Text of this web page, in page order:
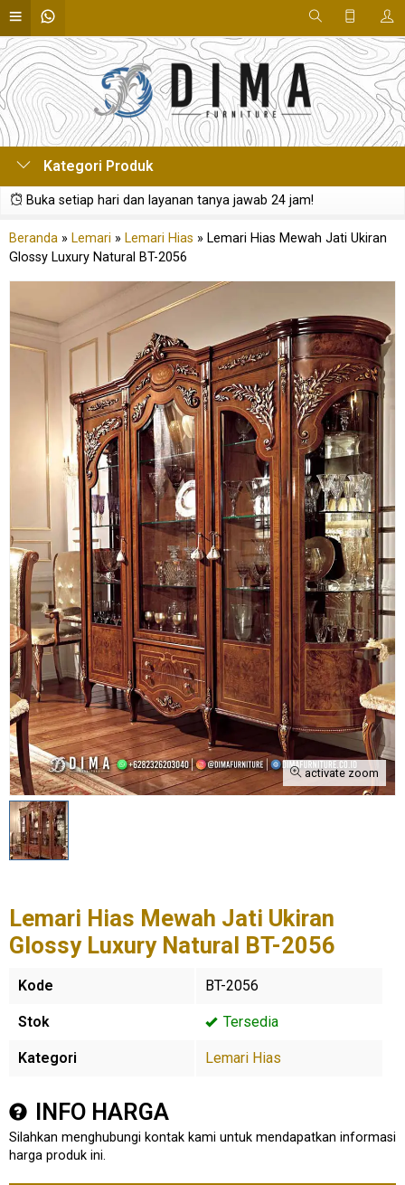
Kategori Produk
Buka setiap hari dan layanan tanya jawab 24 jam!
Beranda » Lemari » Lemari Hias » Lemari Hias Mewah Jati Ukiran
Glossy Luxury Natural BT-2056
activate zoom
Lemari Hias Mewah Jati Ukiran
Glossy Luxury Natural BT-2056
Kode BT-2056
Stok Tersedia
Kategori Lemari Hias
INFO HARGA
Silahkan menghubungi kontak kami untuk mendapatkan informasi
harga produk ini.